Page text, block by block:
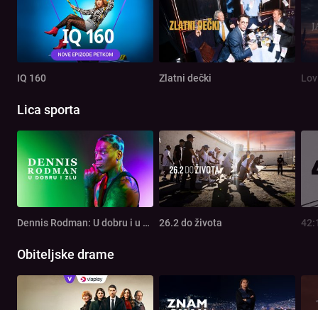
IQ 160 Zlatni dečki
Lica sporta
Dennis Rodman: U dobru i u zlu 26.2 do života
Obiteljske drame